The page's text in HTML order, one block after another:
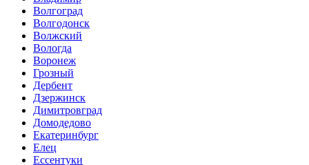
Волгоград
Волгодонск
Волжский
Вологда
Воронеж
Грозный
Дербент
Дзержинск
Димитровград
Домодедово
Екатеринбург
Елец
Ессентуки